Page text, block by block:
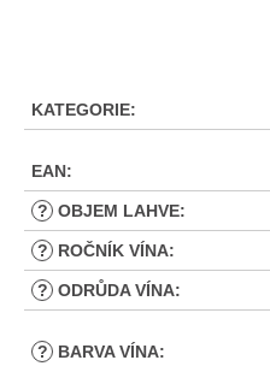
KATEGORIE:
EAN:
? OBJEM LAHVE:
? ROČNÍK VÍNA:
? ODRŮDA VÍNA:
? BARVA VÍNA: